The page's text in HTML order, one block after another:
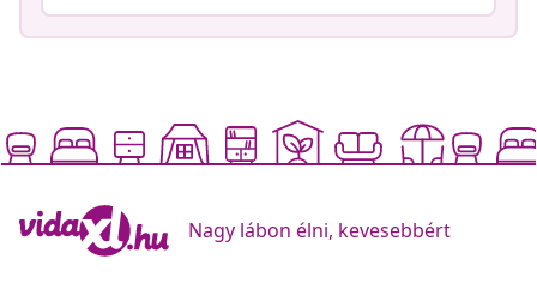
Nagy lábon élni, kevesebbért